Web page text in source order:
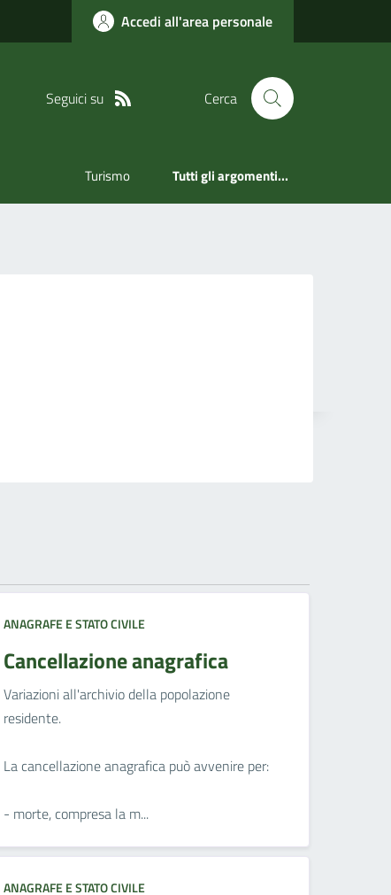
Accedi all'area personale
Seguici su Cerca
Turismo Tutti gli argomenti...
ANAGRAFE E STATO CIVILE
Cancellazione anagrafica
Variazioni all'archivio della popolazione
residente.
La cancellazione anagrafica può avvenire per:
- morte, compresa la m...
ANAGRAFE E STATO CIVILE